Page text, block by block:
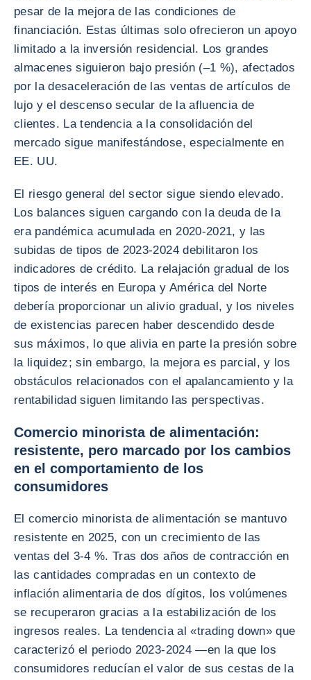
pesar de la mejora de las condiciones de
financiación. Estas últimas solo ofrecieron un apoyo
limitado a la inversión residencial. Los grandes
almacenes siguieron bajo presión (–1 %), afectados
por la desaceleración de las ventas de artículos de
lujo y el descenso secular de la afluencia de
clientes. La tendencia a la consolidación del
mercado sigue manifestándose, especialmente en
EE. UU.
El riesgo general del sector sigue siendo elevado.
Los balances siguen cargando con la deuda de la
era pandémica acumulada en 2020-2021, y las
subidas de tipos de 2023-2024 debilitaron los
indicadores de crédito. La relajación gradual de los
tipos de interés en Europa y América del Norte
debería proporcionar un alivio gradual, y los niveles
de existencias parecen haber descendido desde
sus máximos, lo que alivia en parte la presión sobre
la liquidez; sin embargo, la mejora es parcial, y los
obstáculos relacionados con el apalancamiento y la
rentabilidad siguen limitando las perspectivas.
Comercio minorista de alimentación:
resistente, pero marcado por los cambios
en el comportamiento de los
consumidores
El comercio minorista de alimentación se mantuvo
resistente en 2025, con un crecimiento de las
ventas del 3-4 %. Tras dos años de contracción en
las cantidades compradas en un contexto de
inflación alimentaria de dos dígitos, los volúmenes
se recuperaron gracias a la estabilización de los
ingresos reales. La tendencia al «trading down» que
caracterizó el periodo 2023-2024 —en la que los
consumidores reducían el valor de sus cestas de la